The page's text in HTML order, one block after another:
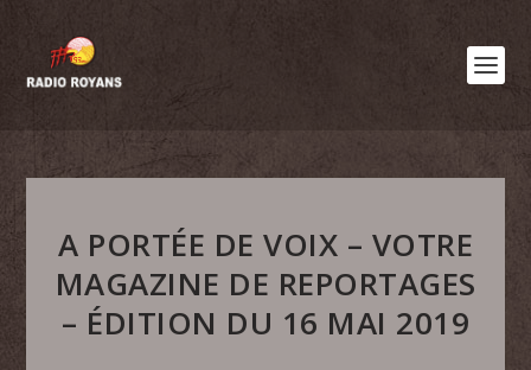
A PORTÉE DE VOIX – VOTRE
MAGAZINE DE REPORTAGES
– ÉDITION DU 16 MAI 2019